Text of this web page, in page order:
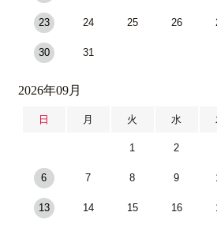
23 24 25 26
30 31
2026年09月
日 月 火 水
1 2
6 7 8 9
13 14 15 16